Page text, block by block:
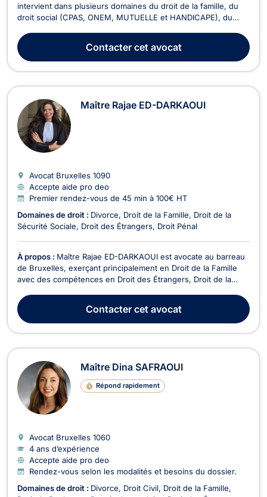
intervient dans plusieurs domaines du droit de la famille, du
droit social (CPAS, ONEM, MUTUELLE et HANDICAPE), du
accompagne dans la constitution des demandes de mariages,
des cohabitations légales, des séparations et ...
Contactercet avocat
Maître Rajae ED-DARKAOUI
Avocat Bruxelles 1090
Accepte aide pro deo
Premier rendez-vous de 45 min à 100€ HT
Domaines de droit : Divorce Droit de la Famille
Droit de la
Sécurité Sociale
Droit des Étrangers Droit Pénal
À propos : Maître Rajae ED-DARKAOUI est avocate au barreau
de Bruxelles, exerçant principalement en Droit de la Famille
avec des compétences en Droit des Étrangers, Droit de la
la fois rigoureuse et humaine, Maître ED-DARKAOUI s'engage
à accompagner ses clients à travers de...
Contactercet avocat
Maître Dina SAFRAOUI
Répond rapidement
Avocat Bruxelles 1060
4 ans d’expérience
Accepte aide pro deo
Rendez-vous selon les modalités et besoins du dossier.
Domaines de droit : Divorce Droit Civil Droit de la Famille